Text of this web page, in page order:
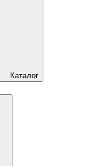
Каталог